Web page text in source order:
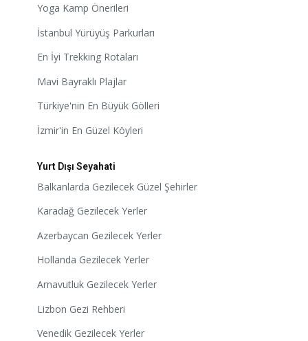
Yoga Kamp Önerileri
İstanbul Yürüyüş Parkurları
En İyi Trekking Rotaları
Mavi Bayraklı Plajlar
Türkiye'nin En Büyük Gölleri
İzmir'in En Güzel Köyleri
Yurt Dışı Seyahati
Balkanlarda Gezilecek Güzel Şehirler
Karadağ Gezilecek Yerler
Azerbaycan Gezilecek Yerler
Hollanda Gezilecek Yerler
Arnavutluk Gezilecek Yerler
Lizbon Gezi Rehberi
Venedik Gezilecek Yerler